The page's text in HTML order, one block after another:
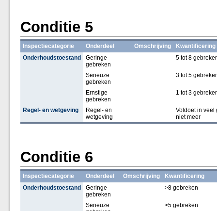
Conditie 5
Inspectiecategorie Onderdeel Omschrijving
Kwantificering
Onderhoudstoestand
Geringe
gebreken
5 tot 8
Serieuze
gebreken
3 tot 5
Ernstige
gebreken
1 tot 3
Regel- en wetgeving
Regel- en
wetgeving
Voldoet in veel
niet meer
Conditie 6
Inspectiecategorie Onderdeel Omschrijving
Kwantificering
Onderhoudstoestand
Geringe
gebreken
>8 gebreken
Serieuze
>5 gebreken